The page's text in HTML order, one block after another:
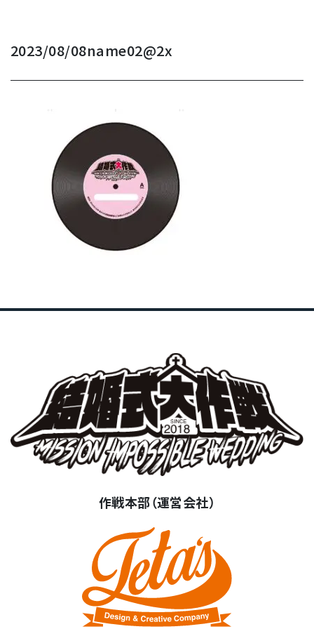
2023/08/08name02@2x
作戦本部（運営会社）